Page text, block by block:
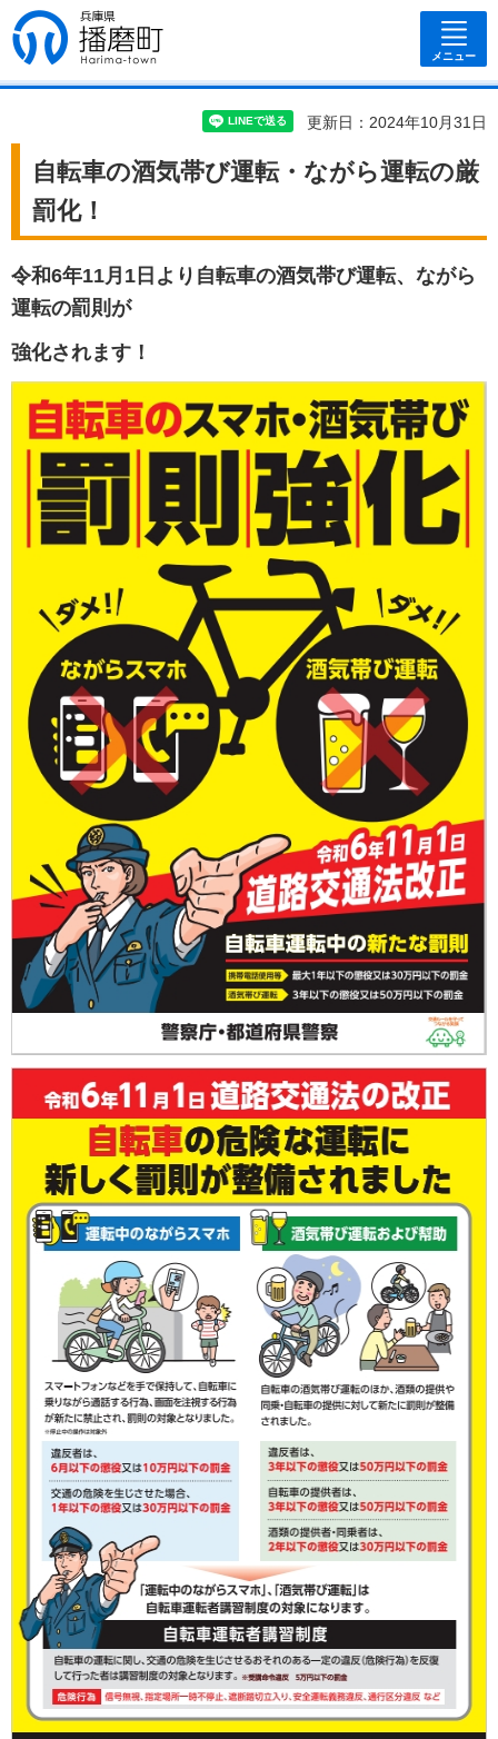
兵庫県 播磨
町
メニュー
更新日：2024年10月31日
自転車の酒気帯び運転・ながら運転の厳
罰化！
令和6年11月1日より自転車の酒気帯び運転、ながら
運転の罰則が
強化されます！